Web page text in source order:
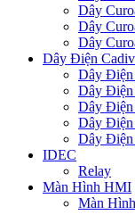
Dây
Dây
Dây
Dây Điện
Dây
Dây
Dây
Dây
Dây Điện
IDEC
Relay
Màn Hình HMI
Màn